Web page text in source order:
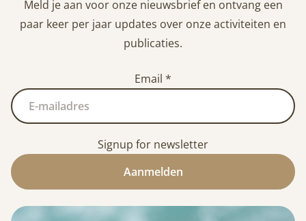
Meld je aan voor onze nieuwsbrief en ontvang een
paar keer per jaar updates over onze activiteiten en
publicaties.
Email *
Signup for newsletter
Aanmelden